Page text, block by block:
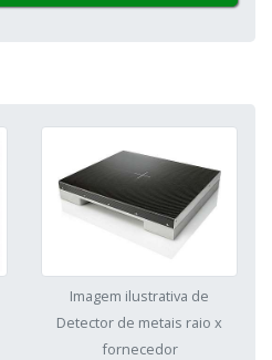
Imagem ilustrativa de
Detector de metais raio x
fornecedor